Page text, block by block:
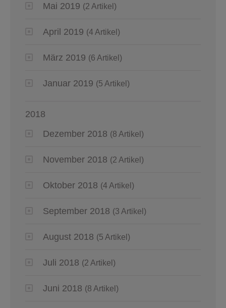
Mai 2019 (2 Artikel)
April 2019 (4 Artikel)
März 2019 (6 Artikel)
Januar 2019 (5 Artikel)
2018
Dezember 2018 (8 Artikel)
November 2018 (2 Artikel)
Oktober 2018 (4 Artikel)
September 2018 (3 Artikel)
August 2018 (5 Artikel)
Juli 2018 (2 Artikel)
Juni 2018 (8 Artikel)